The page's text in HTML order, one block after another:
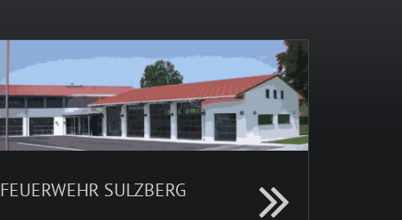
FEUERWEHR SULZBERG